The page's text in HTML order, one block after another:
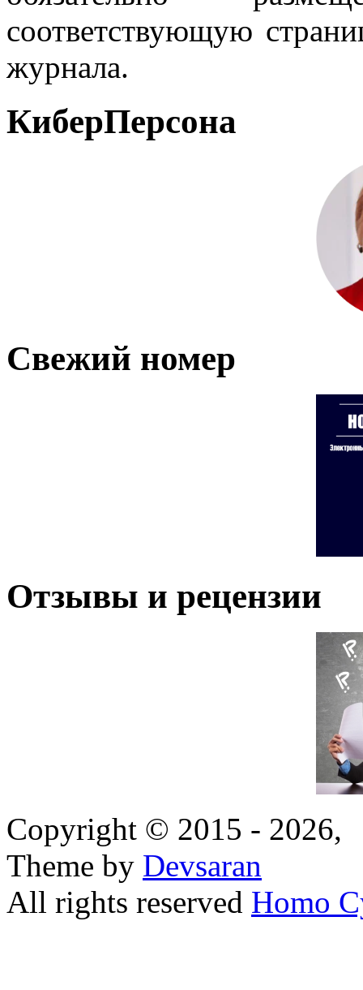
соответствующую
журнала.
КиберПерсона
Свежий номер
Отзывы и рецензии
Copyright © 2015 - 2026,
Theme by Devsaran
All rights reserved Homo